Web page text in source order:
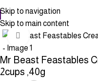
Skip to navigation
Skip to main content
Click to enlarge
Mr Beast Feastables
2cups ,40g